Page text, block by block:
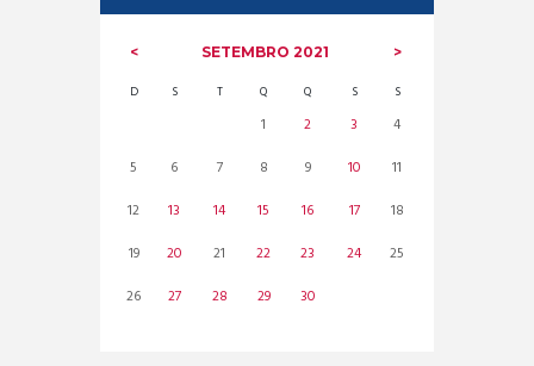
SETEMBRO 2021
D S T Q Q S S
1 2 3
4
5
6 7 8 9 10
11
12
13 14 15 16 17
18
19
20 21 22 23 24
25
26
27 28 29 30